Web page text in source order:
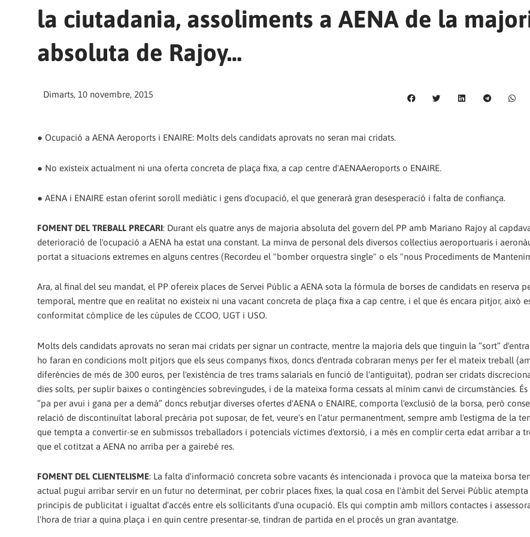
la ciutadania, assoliments a AENA de la
absoluta de Rajoy…
Dimarts, 10 novembre, 2015
● Ocupació a AENA Aeroports i ENAIRE: Molts dels candidats aprovats no seran mai cridats.
● No existeix actualment ni una oferta concreta de plaça fixa, a cap centre d'AENAAeroports o ENAIRE.
● AENA i ENAIRE estan oferint soroll mediàtic i gens d'ocupació, el que generarà gran desesperació i falta de confiança.
FOMENT DEL TREBALL PRECARI: Durant els quatre anys de majoria absoluta del govern del PP amb Mariano Rajoy al
deterioració de l'ocupació a AENA ha estat una constant. La minva de personal dels diversos col·lectius aeroportuaris i
portat a situacions extremes en alguns centres (Recordeu el "bomber orquestra single" o els "nous Procediments de
Ara, al final del seu mandat, el PP ofereix places de Servei Públic a AENA sota la fórmula de borses de candidats en reserva
temporal, mentre que en realitat no existeix ni una vacant concreta de plaça fixa a cap centre, i el que és encara pitjor, això
conformitat còmplice de les cúpules de CCOO, UGT i USO.
Molts dels candidats aprovats no seran mai cridats per signar un contracte, mentre la majoria dels que tinguin la “sort”
ho faran en condicions molt pitjors que els seus companys fixos, doncs d'entrada cobraran menys per fer el mateix treball
diferències de més de 300 euros, per l'existència de tres trams salarials en funció de l'antiguitat), podran ser cridats
dies solts, per suplir baixes o contingències sobrevingudes, i de la mateixa forma cessats al mínim canvi de circumstàncies. És
“pa per avui i gana per a demà” doncs rebutjar diverses ofertes d'AENA o ENAIRE, comporta l'exclusió de la borsa, però
relació de discontinuïtat laboral precària pot suposar, de fet, veure's en l'atur permanentment, sempre amb l'estigma de la
que tempta a convertir-se en submissos treballadors i potencials víctimes d'extorsió, i a més en complir certa edat arribar a
que el cotitzat a AENA no arriba per a gairebé res.
FOMENT DEL CLIENTELISME: La falta d'informació concreta sobre vacants és intencionada i provoca que la mateixa borsa
actual pugui arribar servir en un futur no determinat, per cobrir places fixes, la qual cosa en l'àmbit del Servei Públic
principis de publicitat i igualtat d'accés entre els sol·licitants d'una ocupació. Els qui comptin amb millors contactes i
l'hora de triar a quina plaça i en quin centre presentar-se, tindran de partida en el procés un gran avantatge.